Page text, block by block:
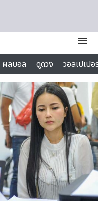
menu
ผลบอล ดูดวง
วอลเปเป